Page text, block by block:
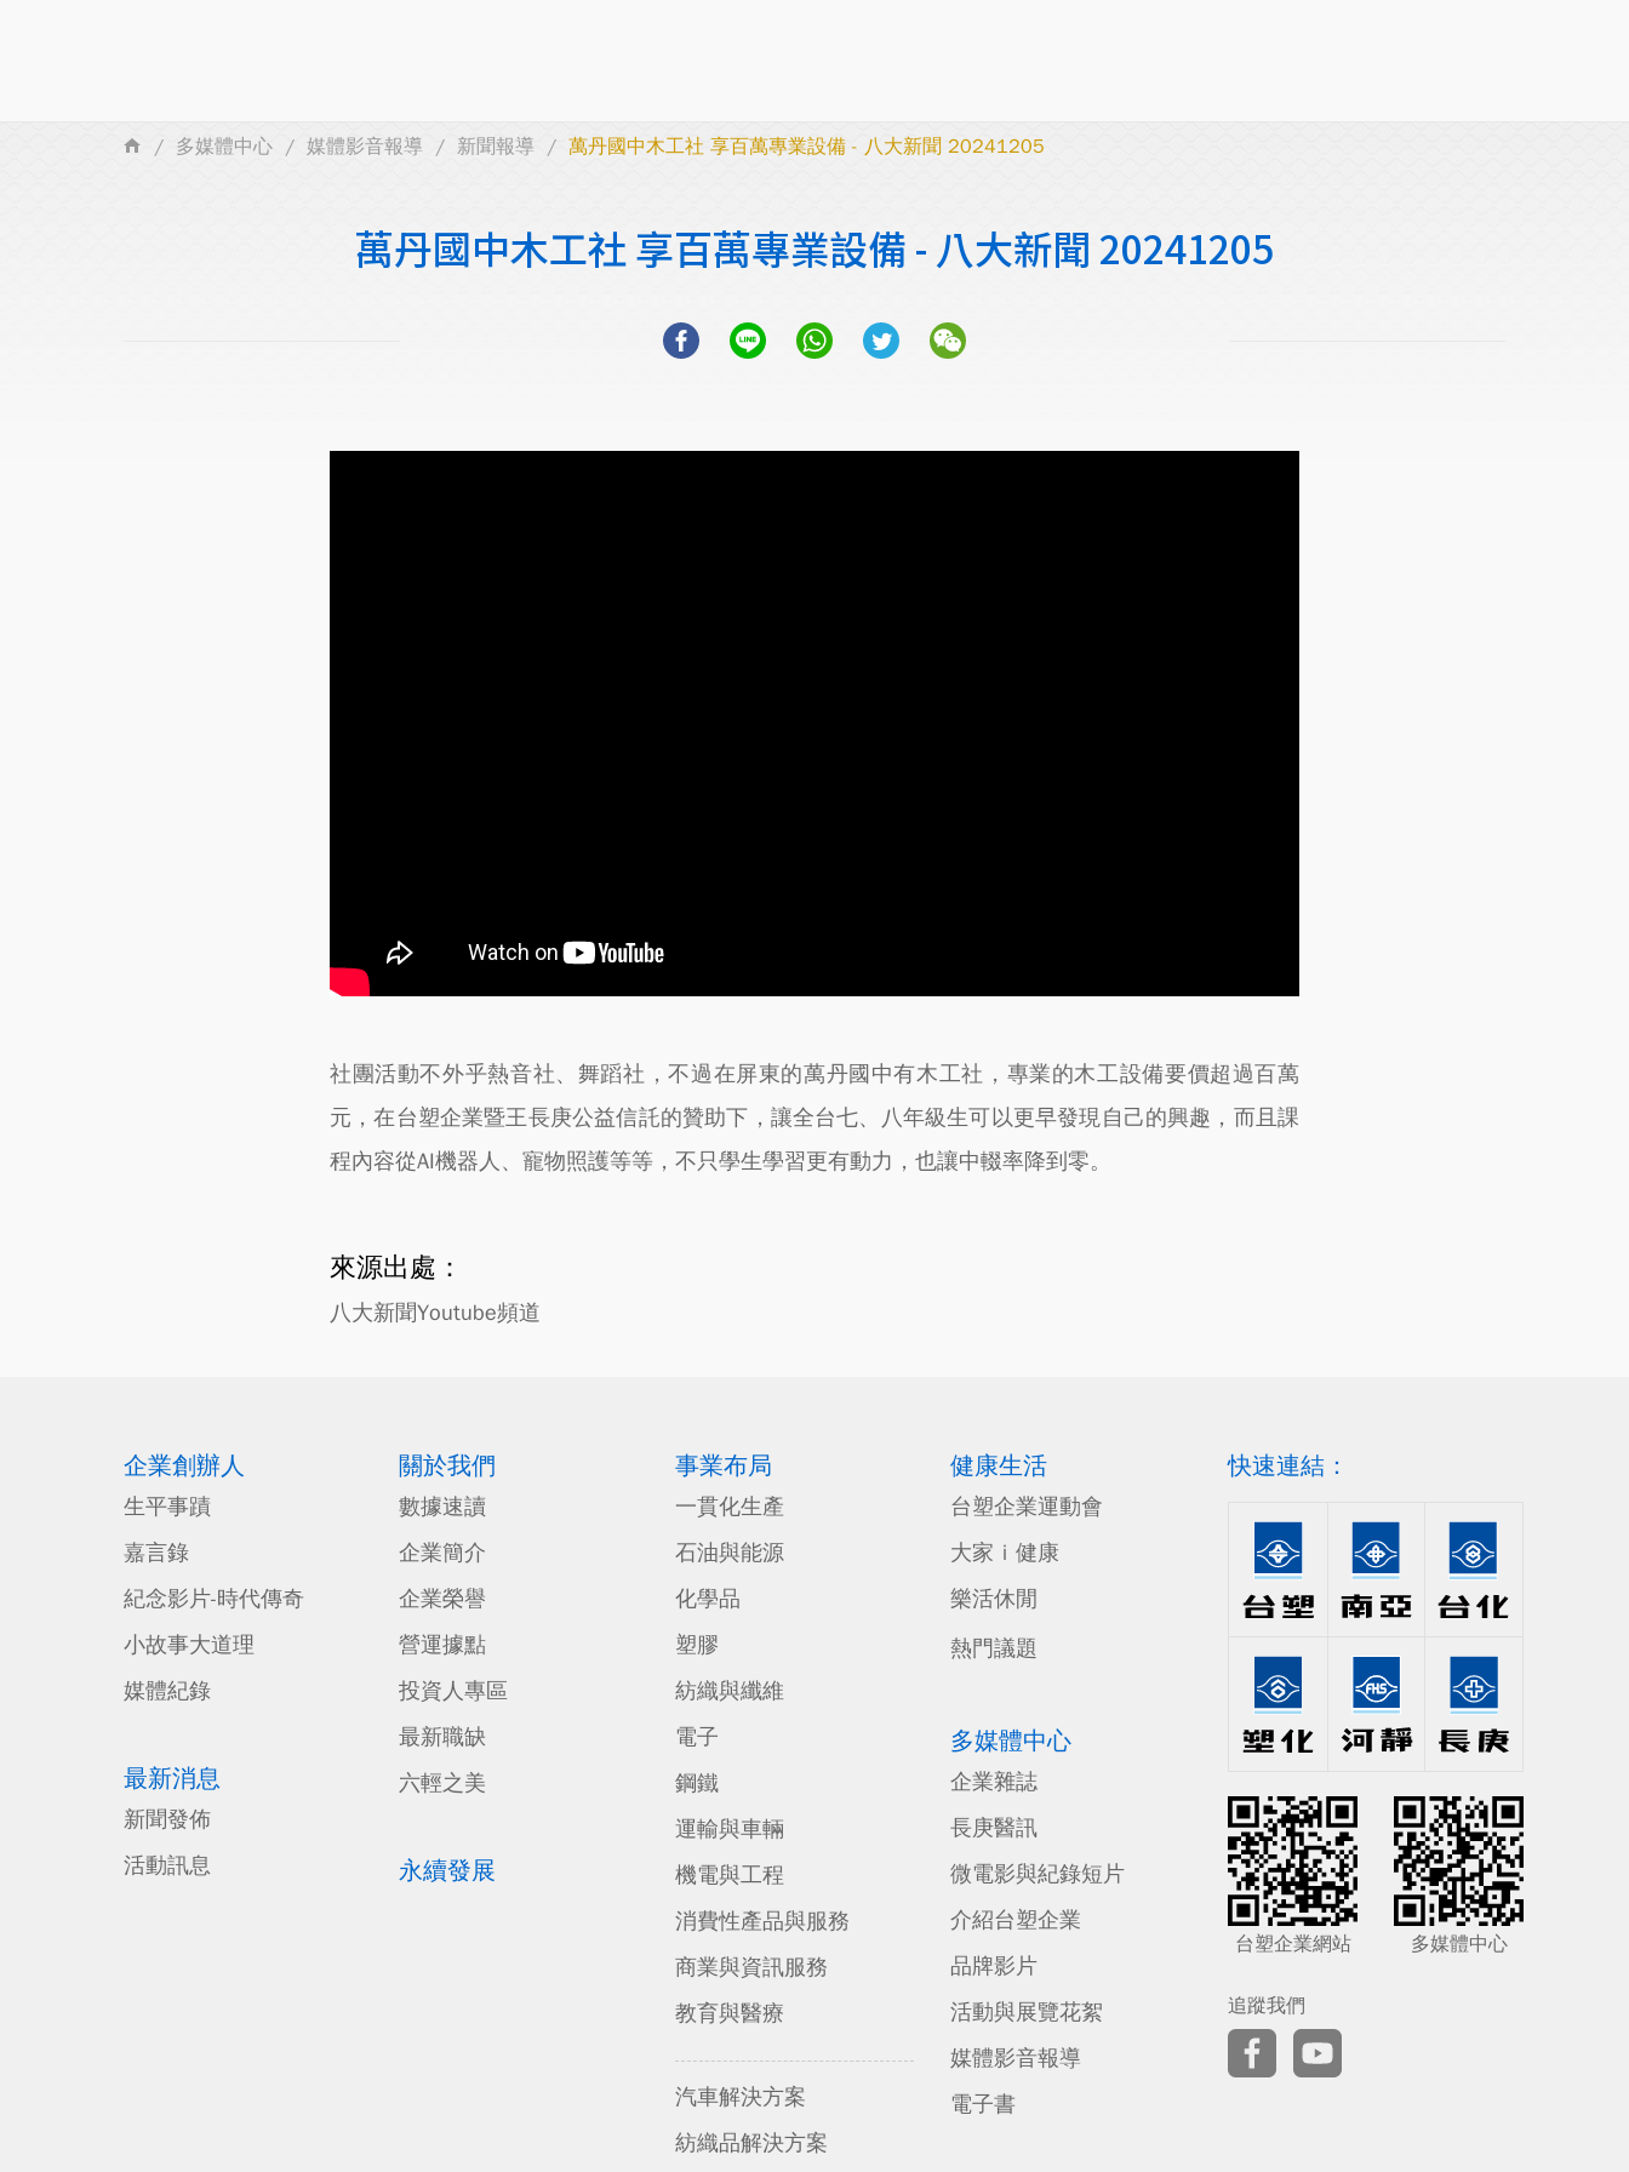
多媒體中心 媒體影音報導 新聞報導 萬丹國中木工社 享百萬專業設備 - 八大新聞 20241205
萬丹國中木工社 享百萬專業設備 - 八大新聞 20241205
社團活動不外乎熱音社、舞蹈社，不過在屏東的萬丹國中有木工社，專業的木工設備要價超過百萬
元，在台塑企業暨王長庚公益信託的贊助下，讓全台七、八年級生可以更早發現自己的興趣，而且課
程內容從AI機器人、寵物照護等等，不只學生學習更有動力，也讓中輟率降到零。
來源出處：
八大新聞Youtube頻道
企業創辦人
生平事蹟
嘉言錄
紀念影片-時代傳奇
小故事大道理
媒體紀錄
最新消息
新聞發佈
活動訊息
關於我們
數據速讀
企業簡介
企業榮譽
營運據點
投資人專區
最新職缺
六輕之美
永續發展
事業布局
一貫化生產
石油與能源
化學品
塑膠
紡織與纖維
電子
鋼鐵
運輸與車輛
機電與工程
消費性產品與服務
商業與資訊服務
教育與醫療
汽車解決方案
紡織品解決方案
健康生活
台塑企業運動會
大家ｉ健康
樂活休閒
熱門議題
多媒體中心
企業雜誌
長庚醫訊
微電影與紀錄短片
介紹台塑企業
品牌影片
活動與展覽花絮
媒體影音報導
電子書
快速連結：
台塑企業網站 多媒體中心
追蹤我們